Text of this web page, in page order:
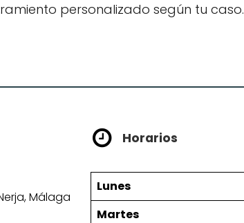
personalizado según tu caso.
Málaga
Horarios
Lunes
Martes